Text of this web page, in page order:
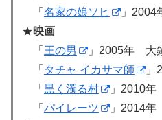
「 名家の娘ソヒ
」2004
★映画
「 王の男
」2005年 大
「 タチャ イカサマ師
」
「 黒く濁る村
」2010年
「 パイレーツ
」2014年